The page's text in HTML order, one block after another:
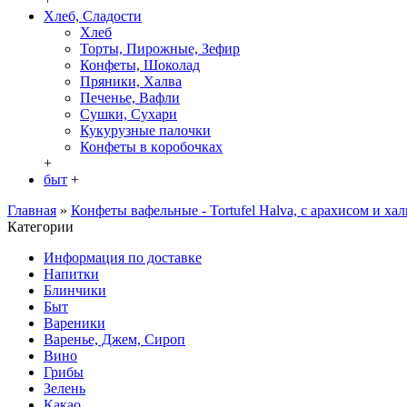
Хлеб, Сладости
Хлеб
Торты, Пирожные, Зефир
Конфеты, Шоколад
Пряники, Халва
Печенье, Вафли
Сушки, Сухари
Кукурузные палочки
Конфеты в кoробочках
+
быт +
Главная » Конфеты вафельные - Tortufel Halva, с арахисом и
Категории
Информация по доставке
Hапитки
Блинчики
Быт
Вареники
Варенье, Джем, Сироп
Вино
Грибы
Зелень